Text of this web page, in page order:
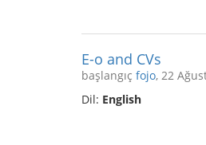
E-o and CVs
başlangıç fojo, 22
Dil: English